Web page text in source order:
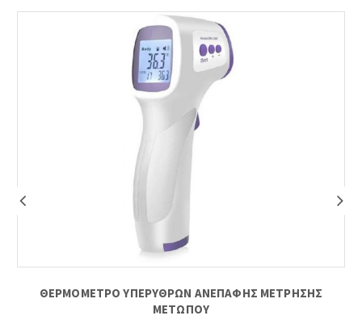
ΘΕΡΜΟΜΕΤΡΟ ΥΠΕΡΥΘΡΩΝ ΑΝΕΠΑΦΗΣ ΜΕΤΡΗΣΗΣ
ΜΕΤΩΠΟΥ